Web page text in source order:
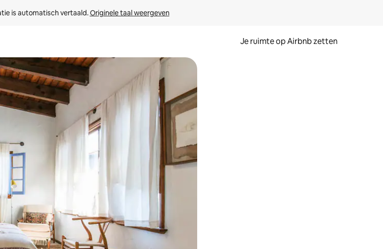
is automatisch vertaald. Originele taal weergeven
Je ruimte op Airbnb zetten
pijltjestoetsen omhoog en omlaag, óf door te tikken of swipen.